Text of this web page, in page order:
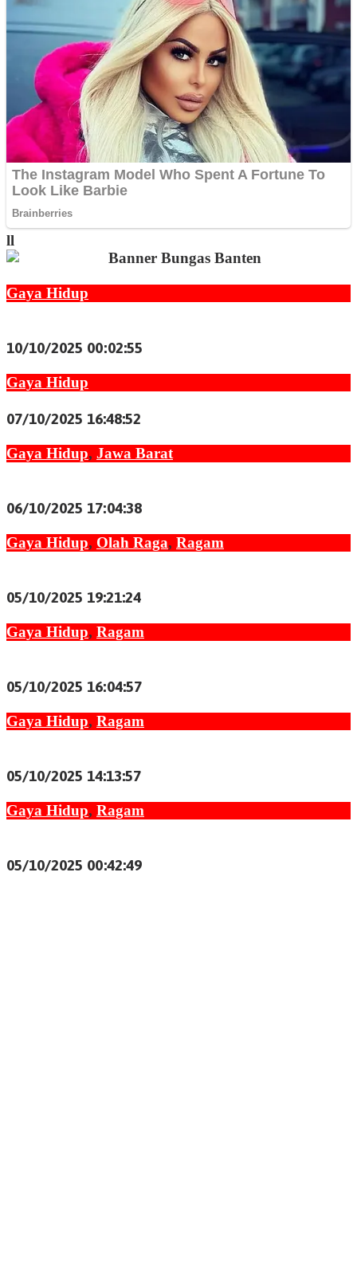
ll
Gaya Hidup
10/10/2025 00:02:55
Gaya Hidup
07/10/2025 16:48:52
Gaya Hidup, Jawa Barat
06/10/2025 17:04:38
Gaya Hidup, Olah Raga, Ragam
05/10/2025 19:21:24
Gaya Hidup, Ragam
05/10/2025 16:04:57
Gaya Hidup, Ragam
05/10/2025 14:13:57
Gaya Hidup, Ragam
05/10/2025 00:42:49